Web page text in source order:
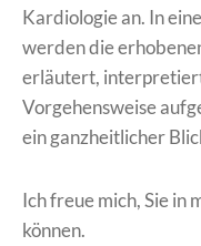
Kardiologie an. In
werden die
erläutert,
Vorgehensweise
ein ganzheitlicher
Ich freue mich, Sie in
können.